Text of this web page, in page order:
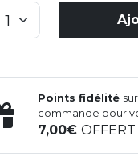
Points fidélité
commande pour
7,00OFFERT